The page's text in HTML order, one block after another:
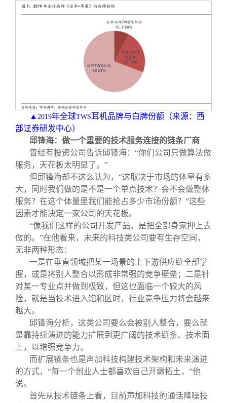
▲ 2019年全球TWS耳机品牌与白牌份额（来源：西
部证券研发中心）
邱锋海：做一个重要的技术服务连接的链条厂商
曾经有投资公司告诉邱锋海：“你们公司只做算法做
服务，天花板太明显了。”
但邱锋海却不这么认为，“这取决于市场的体量有多
大，同时我们做的是不是一个单点技术？会不会做整体
服务？在这个体量里我们能抢占多少市场份额？”这些
因素才能决定一家公司的天花板。
“像我们这样的公司开发产品，是把全部身家押上去
做的。”在他看来，未来的科技类公司要有生存空间，
无非两种形态：
一是在垂直领域把某一场景的上下游供应链全部掌
握，或是将别人整合以形成非常强的竞争壁垒；二是针
对某一专业点并做到极致，但这也面临一个较大的风
险，就是当技术进入饱和区时，行业竞争压力将会越来
越大。
邱锋海分析，这类公司要么会被别人整合，要么就
是靠持续演进的能力扩展到更广阔的技术链条、技术面
上，以增强竞争力。
而扩展链条也是声加科技构建技术架构和未来演进
的方式，“每一个创业人士都喜欢自己开疆拓土，”他
说。
首先从技术链条上看，目前声加科技的通话降噪技